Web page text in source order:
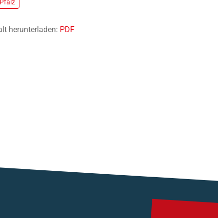
herunterladen: PDF